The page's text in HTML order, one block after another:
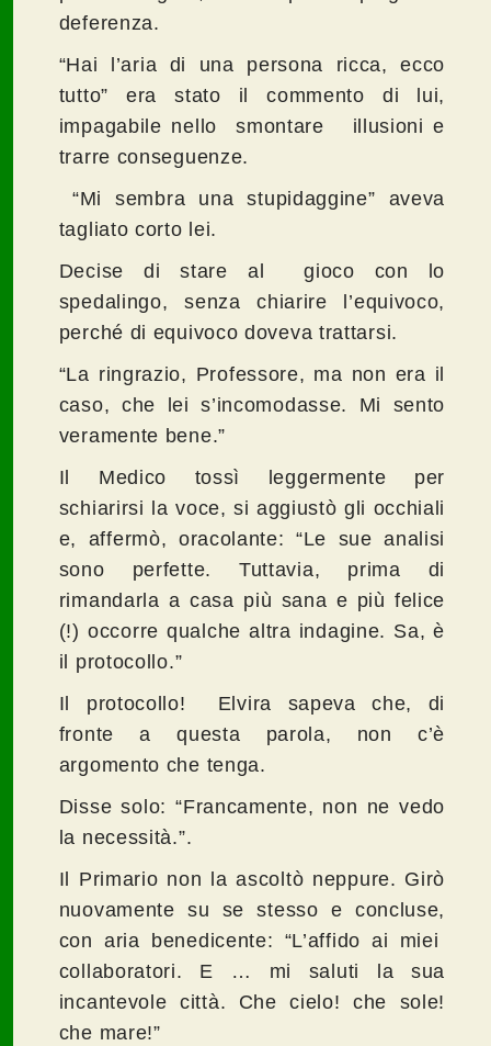
deferenza.
“Hai l’aria di una persona ricca, ecco
tutto” era stato il commento di lui,
impagabile nello smontare illusioni e
trarre conseguenze.
“Mi sembra una stupidaggine” aveva
tagliato corto lei.
Decise di stare al gioco con lo
spedalingo, senza chiarire l’equivoco,
perché di equivoco doveva trattarsi.
“La ringrazio, Professore, ma non era il
caso, che lei s’incomodasse. Mi sento
veramente bene.”
Il Medico tossì leggermente per
schiarirsi la voce, si aggiustò gli occhiali
e, affermò, oracolante: “Le sue analisi
sono perfette. Tuttavia, prima di
rimandarla a casa più sana e più felice
(!) occorre qualche altra indagine. Sa, è
il protocollo.”
Il protocollo! Elvira sapeva che, di
fronte a questa parola, non c’è
argomento che tenga.
Disse solo: “Francamente, non ne vedo
la necessità.”.
Il Primario non la ascoltò neppure. Girò
nuovamente su se stesso e concluse,
con aria benedicente: “L’affido ai miei
collaboratori. E … mi saluti la sua
incantevole città. Che cielo! che sole!
che mare!”